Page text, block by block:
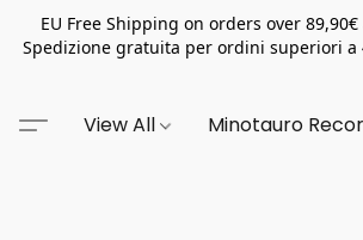
EU Free Shipping on orders over
Spedizione gratuita per ordini superiori a
View All Minotauro